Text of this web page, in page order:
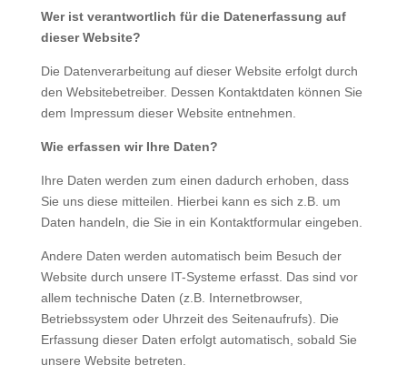
Wer ist verantwortlich für die Datenerfassung auf
dieser Website?
Die Datenverarbeitung auf dieser Website erfolgt durch
den Websitebetreiber. Dessen Kontaktdaten können Sie
dem Impressum dieser Website entnehmen.
Wie erfassen wir Ihre Daten?
Ihre Daten werden zum einen dadurch erhoben, dass
Sie uns diese mitteilen. Hierbei kann es sich z.B. um
Daten handeln, die Sie in ein Kontaktformular eingeben.
Andere Daten werden automatisch beim Besuch der
Website durch unsere IT-Systeme erfasst. Das sind vor
allem technische Daten (z.B. Internetbrowser,
Betriebssystem oder Uhrzeit des Seitenaufrufs). Die
Erfassung dieser Daten erfolgt automatisch, sobald Sie
unsere Website betreten.